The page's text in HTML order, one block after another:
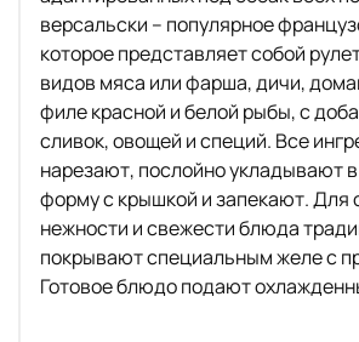
версальски – популярное
которое представляет собой
видов мяса или фарша, дичи,
филе красной и белой рыбы, с
сливок, овощей и специй. Все
нарезают, послойно укладывают
форму с крышкой и запекают. Для
нежности и свежести блюда
покрывают специальным желе с
Готовое блюдо подают